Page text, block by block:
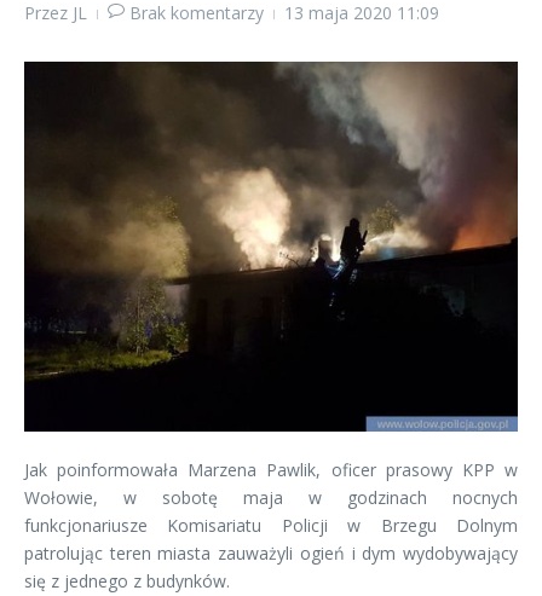
Przez JL Brak komentarzy 13 maja 2020 11:09
Jak poinformowała Marzena Pawlik, oficer prasowy KPP w
Wołowie, w sobotę maja w godzinach nocnych
funkcjonariusze Komisariatu Policji w Brzegu Dolnym
patrolując teren miasta zauważyli ogień i dym wydobywający
się z jednego z budynków.